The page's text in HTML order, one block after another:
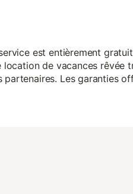
est entièrement
de vacances rêvée
Les garanties